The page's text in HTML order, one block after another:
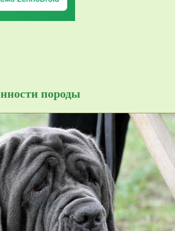
породы